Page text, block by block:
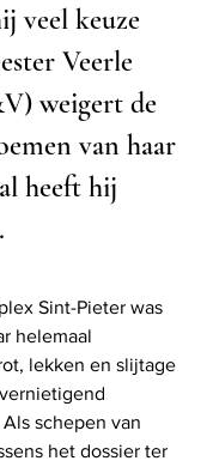
veel keuze
Veerle
weigert de
van haar
heeft hij
Sint-Pieter was
helemaal
lekken en slijtage
schepen van
het dossier ter